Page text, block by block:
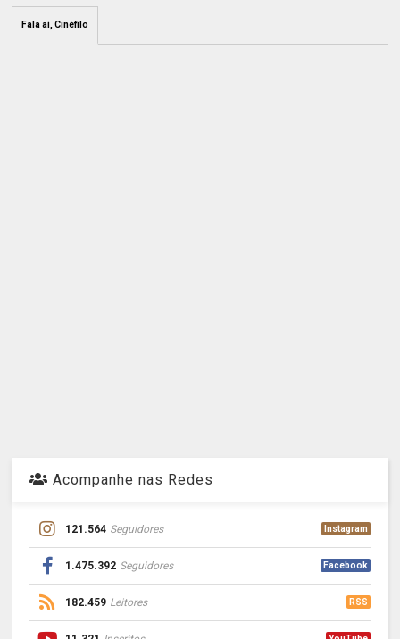
Fala aí, Cinéfilo
Acompanhe nas Redes
121.564 Seguidores Instagram
1.475.392 Seguidores Facebook
182.459 Leitores RSS